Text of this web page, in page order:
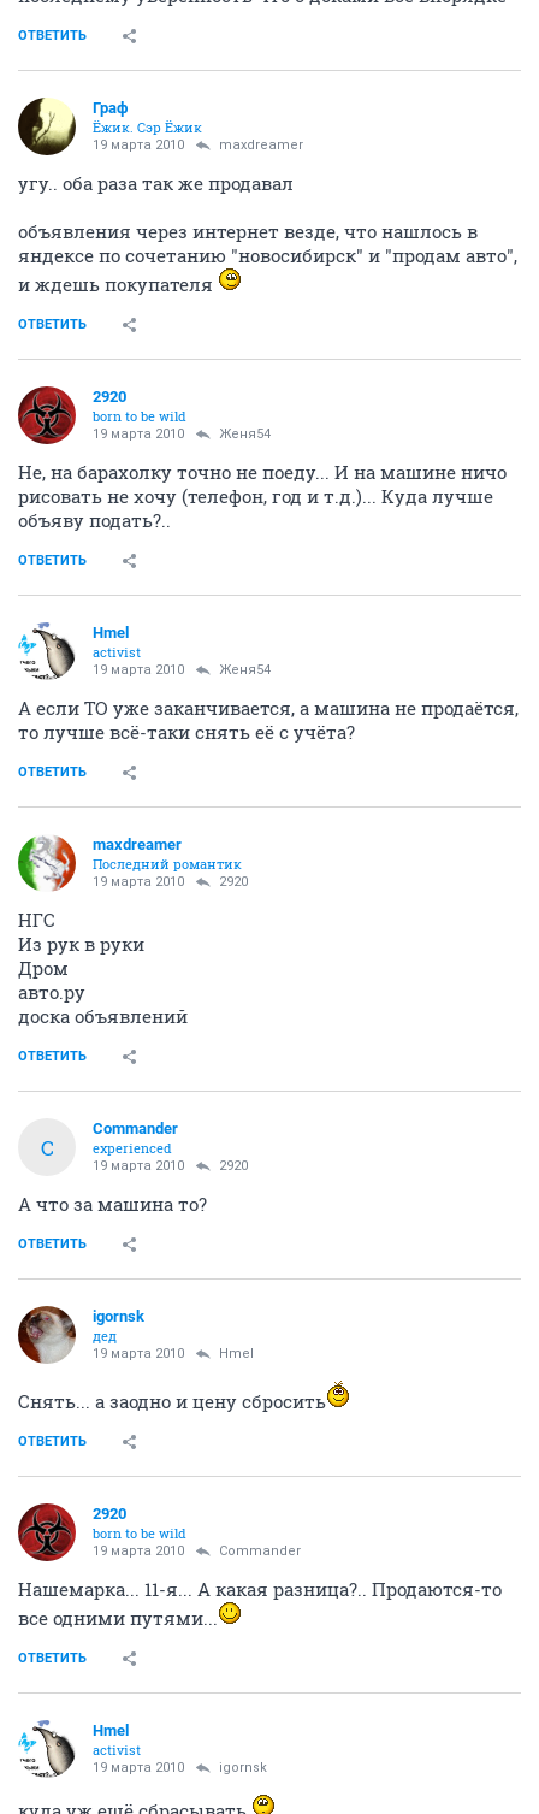
ОТВЕТИТЬ
Граф
Ёжик. Сэр Ёжик
19 марта 2010 maxdreamer
угу.. оба раза так же продавал
объявления через интернет везде, что нашлось в
яндексе по сочетанию "новосибирск" и "продам авто",
и ждешь покупателя
ОТВЕТИТЬ
2920
born to be wild
19 марта 2010 Женя54
Не, на барахолку точно не поеду... И на машине ничо
рисовать не хочу (телефон, год и т.д.)... Куда лучше
объяву подать?..
ОТВЕТИТЬ
Hmel
activist
19 марта 2010 Женя54
А если ТО уже заканчивается, а машина не продаётся,
то лучше всё-таки снять её с учёта?
ОТВЕТИТЬ
maxdreamer
Последний романтик
19 марта 2010 2920
НГС
Из рук в руки
Дром
авто.ру
доска объявлений
ОТВЕТИТЬ
C
Commander
experienced
19 марта 2010 2920
А что за машина то?
ОТВЕТИТЬ
igornsk
дед
19 марта 2010 Hmel
Снять... а заодно и цену сбросить
ОТВЕТИТЬ
2920
born to be wild
19 марта 2010 Commander
Нашемарка... 11-я... А какая разница?.. Продаются-то
все одними путями...
ОТВЕТИТЬ
Hmel
activist
19 марта 2010 igornsk